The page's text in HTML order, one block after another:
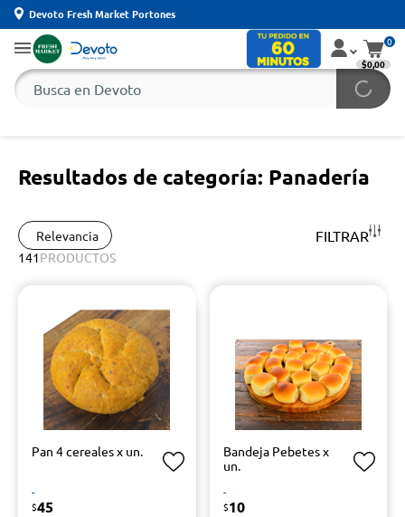
Devoto Fresh Market Portones
0
$0,00
Resultados de categoría: Panadería
Relevancia FILTRAR
141PRODUCTOS
Pan 4 cereales x un.
-
$45
Bandeja Pebetes x
un.
-
$10